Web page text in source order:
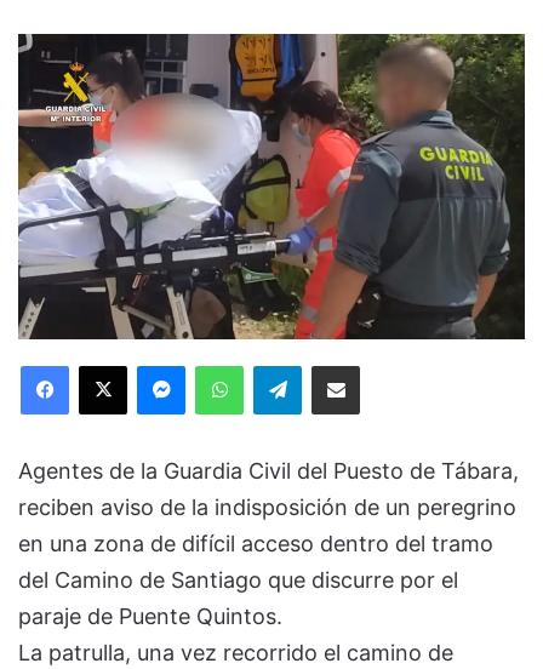
Facebook
X MessengerWhatsAppTelegramCompartir via Email
Agentes de la Guardia Civil del Puesto de Tábara,
reciben aviso de la indisposición de un peregrino
en una zona de difícil acceso dentro del tramo
del Camino de Santiago que discurre por el
paraje de Puente Quintos.
La patrulla, una vez recorrido el camino de